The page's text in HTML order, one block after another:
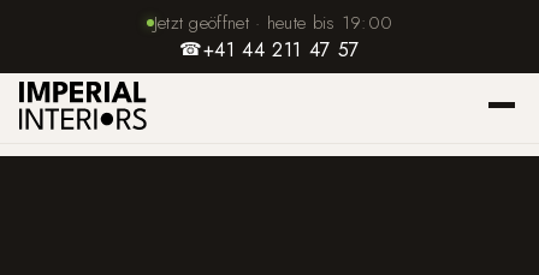
Jetzt geöffnet · heute bis 19:00
☎+41 44 211 47 57